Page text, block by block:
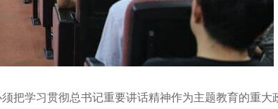
把学习贯彻总书记重要讲话精神作为主题教育的重大